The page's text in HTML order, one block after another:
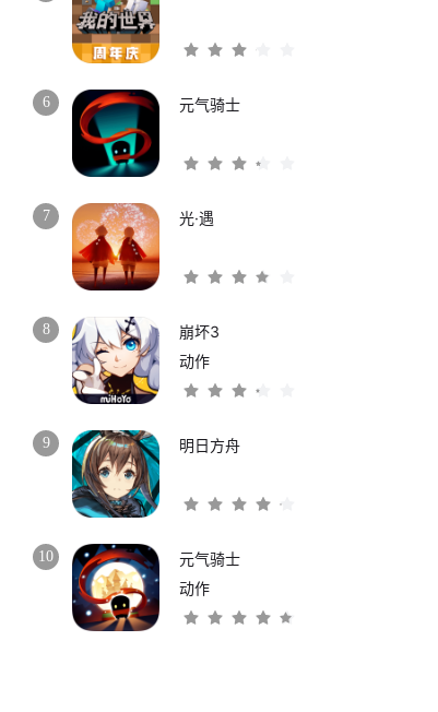
6 元气骑士
7 光·遇
8
崩坏3
动作
9 明日方舟
10
元气骑士
动作